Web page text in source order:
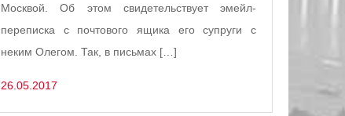
Москвой. Об этом свидетельствует эмейл-
переписка с почтового ящика его супруги с
неким Олегом. Так, в письмах […]
26.05.2017